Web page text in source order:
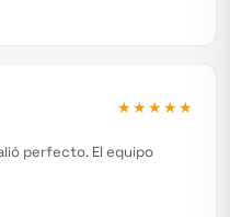
★★★★★
perfecto. El equipo